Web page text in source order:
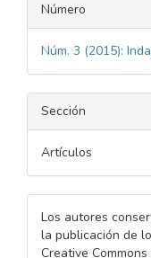
Número
Núm. 3 (2015):
Sección
Artículos
Los autores
la publicación de
Creative